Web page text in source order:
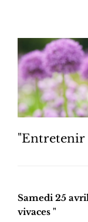
"Entretenir
Samedi 25
vivaces "